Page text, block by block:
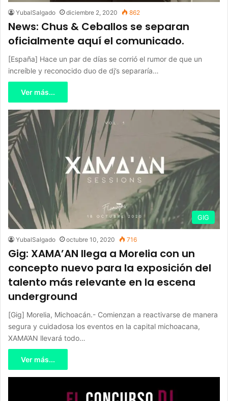
YubalSalgado diciembre 2, 2020 862
News: Chus & Ceballos se separan
oficialmente aquí el comunicado.
[España] Hace un par de días se corrió el rumor de que un
increíble y reconocido duo de dj’s separaría…
Ver más...
GIG
YubalSalgado octubre 10, 2020 716
Gig: XAMA’AN llega a Morelia con un
concepto nuevo para la exposición del
talento más relevante en la escena
underground
[Gig] Morelia, Michoacán.- Comienzan a reactivarse de manera
segura y cuidadosa los eventos en la capital michoacana,
XAMA’AN llevará todo…
Ver más...